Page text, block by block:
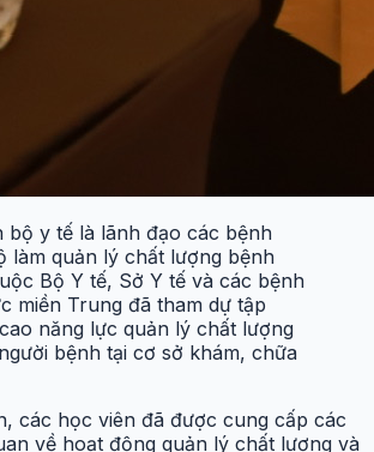
bộ y tế là lãnh đạo các bệnh
làm quản lý chất lượng bệnh
Bộ Y tế, Sở Y tế và các bệnh
miền Trung đã tham dự tập
năng lực quản lý chất lượng
bệnh tại cơ sở khám, chữa
các học viên đã được cung cấp các
về hoạt động quản lý chất lượng và